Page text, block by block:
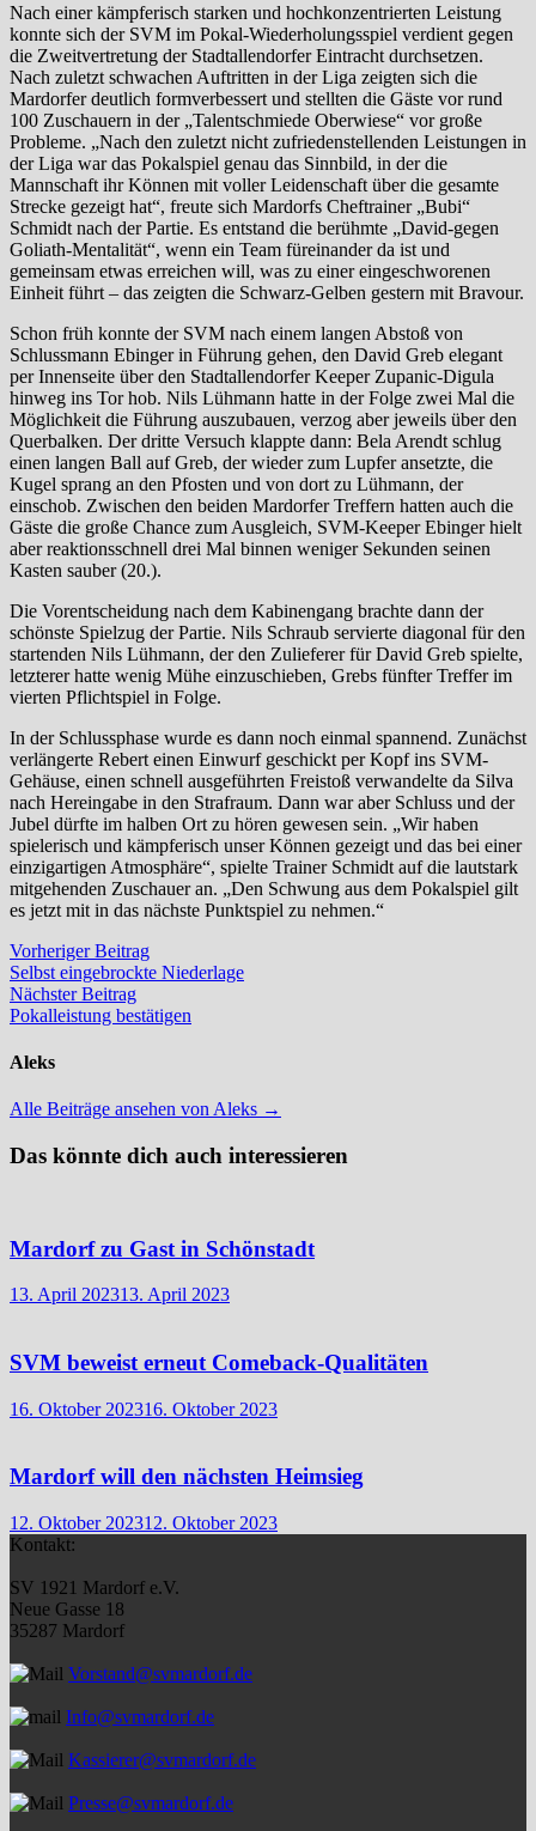
Nach einer kämpferisch starken und hochkonzentrierten Leistung
konnte sich der SVM im Pokal-Wiederholungsspiel verdient gegen
die Zweitvertretung der Stadtallendorfer Eintracht durchsetzen.
Nach zuletzt schwachen Auftritten in der Liga zeigten sich die
Mardorfer deutlich formverbessert und stellten die Gäste vor rund
100 Zuschauern in der „Talentschmiede Oberwiese“ vor große
Probleme. „Nach den zuletzt nicht zufriedenstellenden Leistungen in
der Liga war das Pokalspiel genau das Sinnbild, in der die
Mannschaft ihr Können mit voller Leidenschaft über die gesamte
Strecke gezeigt hat“, freute sich Mardorfs Cheftrainer „Bubi“
Schmidt nach der Partie. Es entstand die berühmte „David-gegen
Goliath-Mentalität“, wenn ein Team füreinander da ist und
gemeinsam etwas erreichen will, was zu einer eingeschworenen
Einheit führt – das zeigten die Schwarz-Gelben gestern mit Bravour.
Schon früh konnte der SVM nach einem langen Abstoß von
Schlussmann Ebinger in Führung gehen, den David Greb elegant
per Innenseite über den Stadtallendorfer Keeper Zupanic-Digula
hinweg ins Tor hob. Nils Lühmann hatte in der Folge zwei Mal die
Möglichkeit die Führung auszubauen, verzog aber jeweils über den
Querbalken. Der dritte Versuch klappte dann: Bela Arendt schlug
einen langen Ball auf Greb, der wieder zum Lupfer ansetzte, die
Kugel sprang an den Pfosten und von dort zu Lühmann, der
einschob. Zwischen den beiden Mardorfer Treffern hatten auch die
Gäste die große Chance zum Ausgleich, SVM-Keeper Ebinger hielt
aber reaktionsschnell drei Mal binnen weniger Sekunden seinen
Kasten sauber (20.).
Die Vorentscheidung nach dem Kabinengang brachte dann der
schönste Spielzug der Partie. Nils Schraub servierte diagonal für den
startenden Nils Lühmann, der den Zulieferer für David Greb spielte,
letzterer hatte wenig Mühe einzuschieben, Grebs fünfter Treffer im
vierten Pflichtspiel in Folge.
In der Schlussphase wurde es dann noch einmal spannend. Zunächst
verlängerte Rebert einen Einwurf geschickt per Kopf ins SVM-
Gehäuse, einen schnell ausgeführten Freistoß verwandelte da Silva
nach Hereingabe in den Strafraum. Dann war aber Schluss und der
Jubel dürfte im halben Ort zu hören gewesen sein. „Wir haben
spielerisch und kämpferisch unser Können gezeigt und das bei einer
einzigartigen Atmosphäre“, spielte Trainer Schmidt auf die lautstark
mitgehenden Zuschauer an. „Den Schwung aus dem Pokalspiel gilt
es jetzt mit in das nächste Punktspiel zu nehmen.“
Beitragsnavigation
Vorheriger BeitragVorheriger
Beitrag:
Selbst eingebrockte Niederlage
Nächster BeitragNächster
Beitrag:
Pokalleistung bestätigen
Aleks
Alle Beiträge ansehen von Aleks →
Das könnte dich auch interessieren
Mardorf zu Gast in Schönstadt
13. April 202313. April 2023
SVM beweist erneut Comeback-Qualitäten
16. Oktober 202316. Oktober 2023
Mardorf will den nächsten Heimsieg
12. Oktober 202312. Oktober 2023
Kontakt:
SV 1921 Mardorf e.V.
Neue Gasse 18
35287 Mardorf
Vorstand@svmardorf.de
Info@svmardorf.de
Kassierer@svmardorf.de
Presse@svmardorf.de